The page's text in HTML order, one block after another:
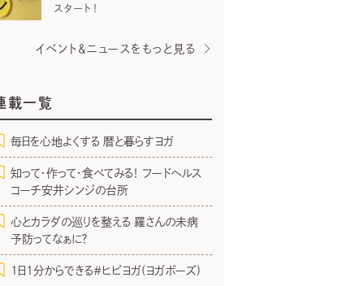
スタート！
イベント＆ニュースをもっと見る
載一覧
毎日を心地よくする 暦と暮らすヨガ
知って・作って・食べてみる！ フードヘルス
コーチ安井シンジの台所
心とカラダの巡りを整える 羅さんの未病
予防ってなぁに？
1日1分からできる＃ヒビヨガ(ヨガポーズ)